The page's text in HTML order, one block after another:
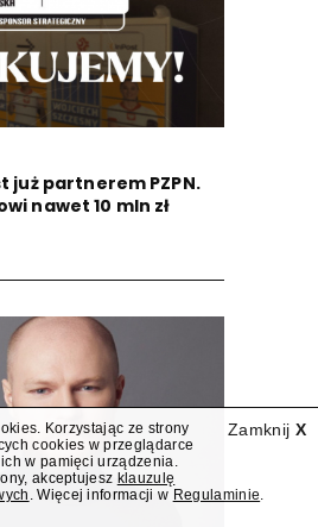
już partnerem PZPN.
nawet 10 mln zł
Zamknij X
Korzystając ze strony
cookies w przeglądarce
w pamięci urządzenia.
akceptujesz klauzulę
. Więcej informacji w Regulaminie.